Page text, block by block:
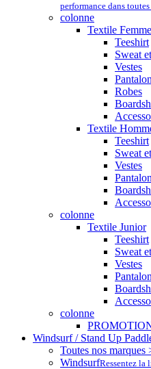
performance dans
colonne
Textile Femme
Teeshirt
Sweat
Vestes
Robes
Textile
Teeshirt
Sweat
Vestes
colonne
Textile Junior
Teeshirt
Sweat
Vestes
colonne
Windsurf / Stand Up
Toutes nos marques
WindsurfRessentez la